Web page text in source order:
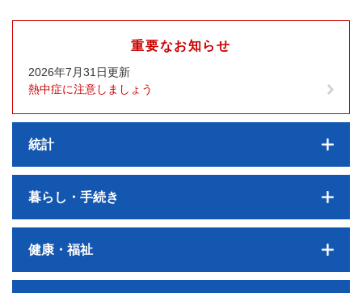
重要なお知らせ
2026年7月31日更新
熱中症に注意しましょう
統計
暮らし・手続き
健康・福祉